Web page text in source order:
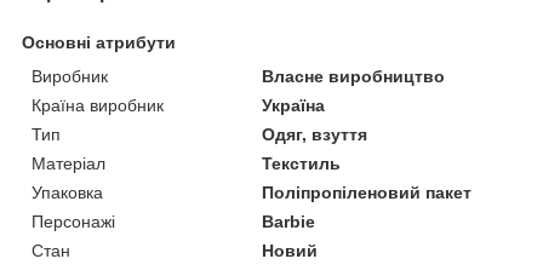
Основні атрибути
Виробник
Власне виробництво
Країна виробник
Україна
Тип
Одяг, взуття
Матеріал
Текстиль
Упаковка
Поліпропіленовий пакет
Персонажі
Barbie
Стан
Новий